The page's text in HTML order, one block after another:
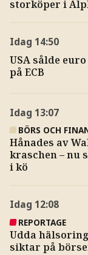
storköper i
Idag 14:50
USA sålde
på ECB
Idag 13:07
BÖRS OCH
Hånades av
kraschen – nu
i kö
Idag 12:08
REPORTAGE
Udda
siktar på